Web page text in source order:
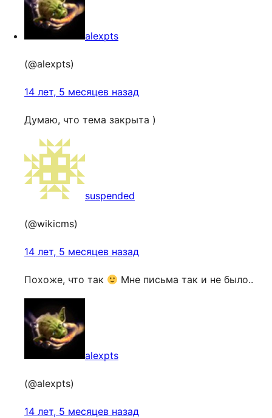
alexpts
(@alexpts)
14 лет, 5 месяцев назад
Думаю, что тема закрыта )
suspended
(@wikicms)
14 лет, 5 месяцев назад
Похоже, что так Мне письма так и не было..
alexpts
(@alexpts)
14 лет, 5 месяцев назад